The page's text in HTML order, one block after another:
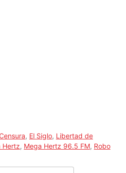
, El Siglo, Libertad de
Hertz, Mega Hertz 96.5 FM, Robo